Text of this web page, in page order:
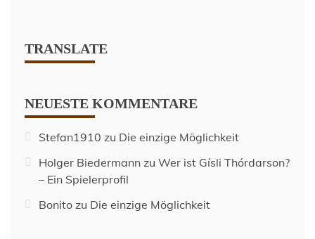
TRANSLATE
NEUESTE KOMMENTARE
Stefan1910 zu Die einzige Möglichkeit
Holger Biedermann zu Wer ist Gísli Thórdarson?
– Ein Spielerprofil
Bonito zu Die einzige Möglichkeit